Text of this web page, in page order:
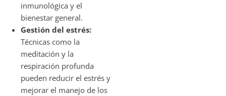
inmunológica y el
bienestar general.
Gestión del estrés:
Técnicas como la
meditación y la
respiración profunda
pueden reducir el estrés y
mejorar el manejo de los